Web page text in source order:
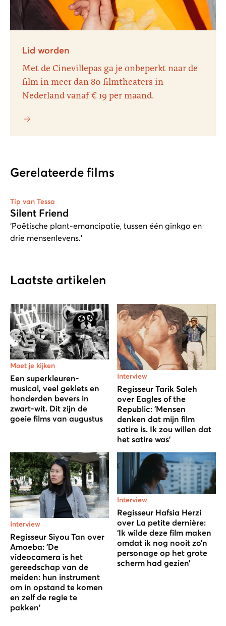
Lid worden
Met de Cinevillepas ga je onbeperkt naar de
film in meer dan 80 filmtheaters in
Nederland vanaf € 19 per maand.
Gerelateerde films
Tip van Tessa
Silent Friend
‘Poëtische plant-emancipatie, tussen één ginkgo en
drie mensenlevens.’
Laatste artikelen
Moet je kijken
Een superkleuren-
musical, veel geklets en
honderden bevers in
zwart-wit. Dit zijn de
goeie films van augustus
Interview
Regisseur Tarik Saleh
over Eagles of the
Republic: 'Mensen
denken dat mijn film
satire is. Ik zou willen dat
het satire was'
Interview
Regisseur Siyou Tan over
Amoeba: 'De
videocamera is het
gereedschap van de
meiden: hun instrument
om in opstand te komen
en zelf de regie te
pakken'
Interview
Regisseur Hafsia Herzi
over La petite dernière:
‘Ik wilde deze film maken
omdat ik nog nooit zo’n
personage op het grote
scherm had gezien’